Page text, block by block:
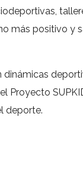
más positivo y
dinámicas
Proyecto
deporte.